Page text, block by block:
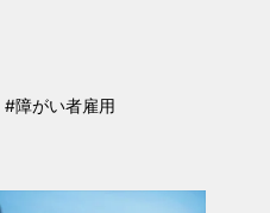
タグ
#障がい者雇用